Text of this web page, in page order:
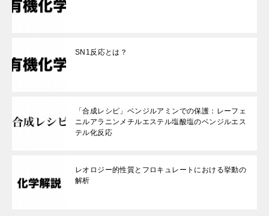
SN1反応とは？
「合成レシピ」ベンジルアミンでの保護：レーフェ
ニルアラニンメチルエステル塩酸塩のベンジルエス
テル化反応
レオロジー的性質とフロキュレートにおける挙動の
解析